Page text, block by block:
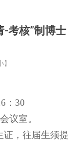
-考核”制博士
】
：30
议室。
证，往届生须提